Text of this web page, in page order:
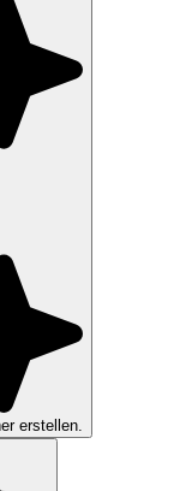
erstellen.